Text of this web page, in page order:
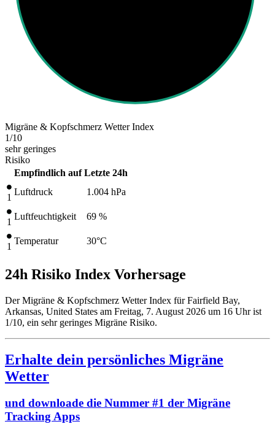
Migräne & Kopfschmerz Wetter Index
1/10
sehr geringes
Risiko
Empfindlich auf Letzte 24h
1
Luftdruck 1.004 hPa
1
Luftfeuchtigkeit 69 %
1
Temperatur 30°C
24h Risiko Index Vorhersage
Der Migräne & Kopfschmerz Wetter Index für Fairfield Bay,
Arkansas, United States am Freitag, 7. August 2026 um 16 Uhr ist
1/10, ein sehr geringes Migräne Risiko.
Erhalte dein persönliches Migräne
Wetter
und downloade die Nummer #1 der Migräne
Tracking Apps